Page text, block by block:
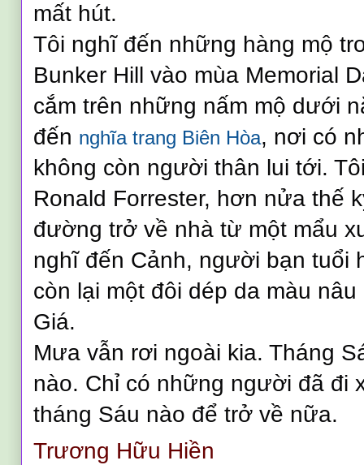
mất hút.
Tôi nghĩ đến những hàng mộ
Bunker Hill vào mùa Memorial
cắm trên những nấm mộ dưới
đến nghĩa trang Biên Hòa, nơi có
không còn người thân lui tới.
Ronald Forrester, hơn nửa thế
đường trở về nhà từ một mẩu
nghĩ đến Cảnh, người bạn tuổi
còn lại một đôi dép da màu
Giá.
Mưa vẫn rơi ngoài kia. Tháng
nào. Chỉ có những người đã đi
tháng Sáu nào để trở về nữa.
Trương Hữu Hiền